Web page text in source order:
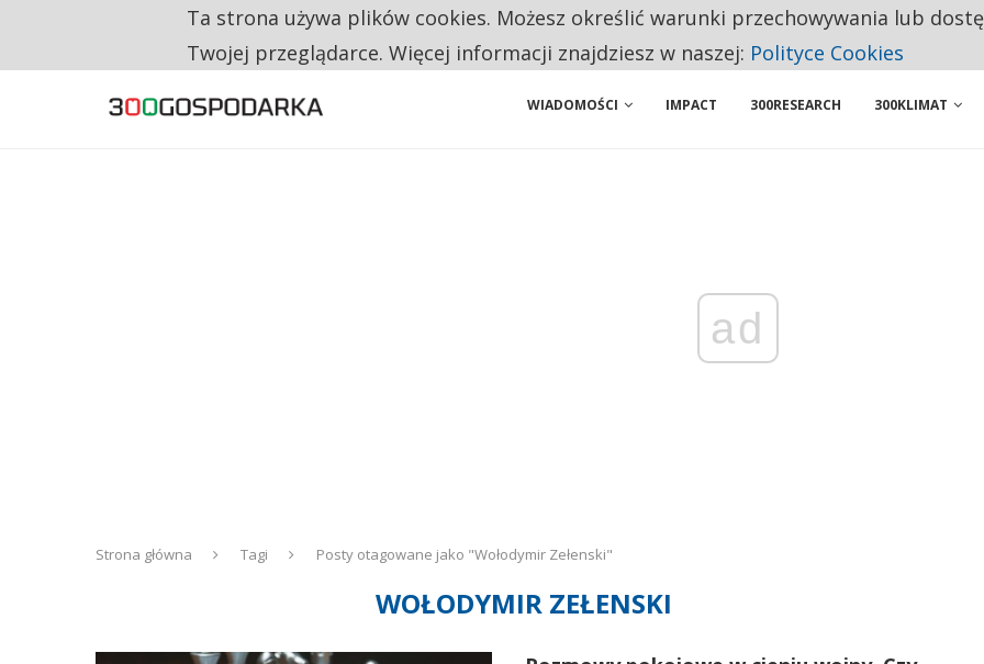
TRZECH NA CZTERECH PONOWNIE ZAŁOŻYŁOBY WŁASNĄ FIRMĘ. INNYM JUŻ TAK ŁATWO JEJ NIE POLECAJĄ
WIADOMOŚCI IMPACT 300RESEARCH 300KLIMAT
ad
Strona główna Tagi Posty otagowane jako "Wołodymir Zełenski"
WOŁODYMIR ZEŁENSKI
Ta strona używa plików cookies. Możesz określić warunki przechowywania lub
Twojej przeglądarce. Więcej informacji znajdziesz w naszej: Polityce Cookies